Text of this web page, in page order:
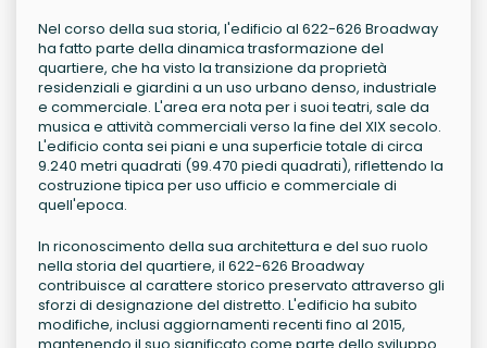
Nel corso della sua storia, l'edificio al 622-626 Broadway
ha fatto parte della dinamica trasformazione del
quartiere, che ha visto la transizione da proprietà
residenziali e giardini a un uso urbano denso, industriale
e commerciale. L'area era nota per i suoi teatri, sale da
musica e attività commerciali verso la fine del XIX secolo.
L'edificio conta sei piani e una superficie totale di circa
9.240 metri quadrati (99.470 piedi quadrati), riflettendo la
costruzione tipica per uso ufficio e commerciale di
quell'epoca.
In riconoscimento della sua architettura e del suo ruolo
nella storia del quartiere, il 622-626 Broadway
contribuisce al carattere storico preservato attraverso gli
sforzi di designazione del distretto. L'edificio ha subito
modifiche, inclusi aggiornamenti recenti fino al 2015,